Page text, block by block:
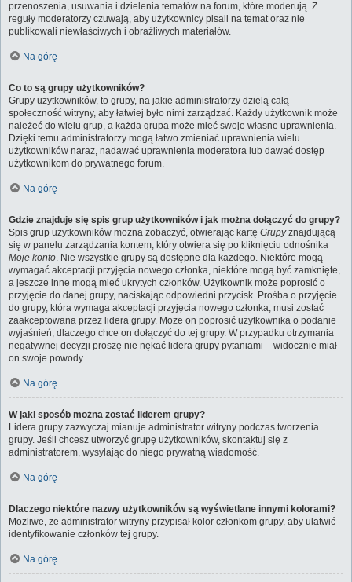
przenoszenia, usuwania i dzielenia tematów na forum, które moderują. Z
reguły moderatorzy czuwają, aby użytkownicy pisali na temat oraz nie
publikowali niewłaściwych i obraźliwych materiałów.
Na górę
Co to są grupy użytkowników?
Grupy użytkowników, to grupy, na jakie administratorzy dzielą całą
społeczność witryny, aby łatwiej było nimi zarządzać. Każdy użytkownik może
należeć do wielu grup, a każda grupa może mieć swoje własne uprawnienia.
Dzięki temu administratorzy mogą łatwo zmieniać uprawnienia wielu
użytkowników naraz, nadawać uprawnienia moderatora lub dawać dostęp
użytkownikom do prywatnego forum.
Na górę
Gdzie znajduje się spis grup użytkowników i jak można dołączyć do grupy?
Spis grup użytkowników można zobaczyć, otwierając kartę Grupyznajdującą
się w panelu zarządzania kontem, który otwiera się po kliknięciu odnośnika
Moje konto. Nie wszystkie grupy są dostępne dla każdego. Niektóre mogą
wymagać akceptacji przyjęcia nowego członka, niektóre mogą być zamknięte,
a jeszcze inne mogą mieć ukrytych członków. Użytkownik może poprosić o
przyjęcie do danej grupy, naciskając odpowiedni przycisk. Prośba o przyjęcie
do grupy, która wymaga akceptacji przyjęcia nowego członka, musi zostać
zaakceptowana przez lidera grupy. Może on poprosić użytkownika o podanie
wyjaśnień, dlaczego chce on dołączyć do tej grupy. W przypadku otrzymania
negatywnej decyzji proszę nie nękać lidera grupy pytaniami – widocznie miał
on swoje powody.
Na górę
W jaki sposób można zostać liderem grupy?
Lidera grupy zazwyczaj mianuje administrator witryny podczas tworzenia
grupy. Jeśli chcesz utworzyć grupę użytkowników, skontaktuj się z
administratorem, wysyłając do niego prywatną wiadomość.
Na górę
Dlaczego niektóre nazwy użytkowników są wyświetlane innymi kolorami?
Możliwe, że administrator witryny przypisał kolor członkom grupy, aby ułatwić
identyfikowanie członków tej grupy.
Na górę